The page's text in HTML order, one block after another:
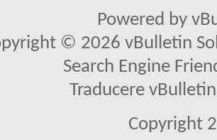
Powered by
© 2026 vBulletin
Search Engine
Traducere
Copyright